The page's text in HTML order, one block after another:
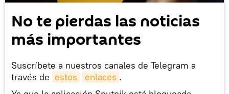
No te pierdas las noticias
más importantes
Suscríbete a nuestros canales de Telegram a
través de estos enlaces .